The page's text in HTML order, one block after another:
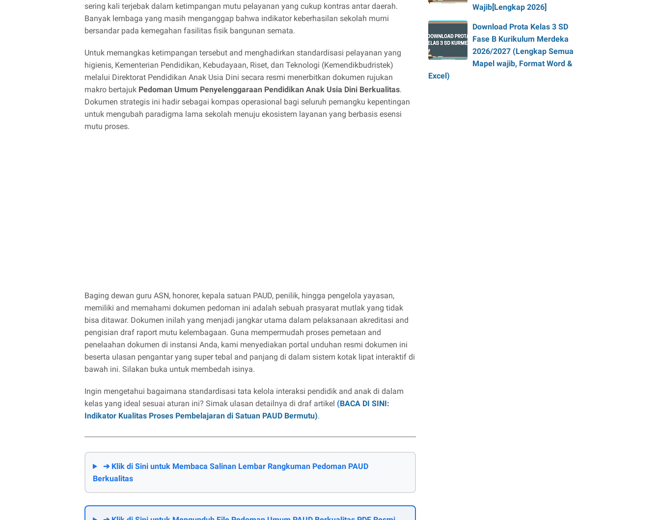
sering kali terjebak dalam ketimpangan mutu pelayanan yang cukup kontras antar daerah.
Banyak lembaga yang masih menganggap bahwa indikator keberhasilan sekolah murni
bersandar pada kemegahan fasilitas fisik bangunan semata.
Untuk memangkas ketimpangan tersebut and menghadirkan standardisasi pelayanan yang
higienis, Kementerian Pendidikan, Kebudayaan, Riset, dan Teknologi (Kemendikbudristek)
melalui Direktorat Pendidikan Anak Usia Dini secara resmi menerbitkan dokumen rujukan
makro bertajuk Pedoman Umum Penyelenggaraan Pendidikan Anak Usia Dini Berkualitas.
Dokumen strategis ini hadir sebagai kompas operasional bagi seluruh pemangku kepentingan
untuk mengubah paradigma lama sekolah menuju ekosistem layanan yang berbasis esensi
mutu proses.
Baging dewan guru ASN, honorer, kepala satuan PAUD, penilik, hingga pengelola yayasan,
memiliki and memahami dokumen pedoman ini adalah sebuah prasyarat mutlak yang tidak
bisa ditawar. Dokumen inilah yang menjadi jangkar utama dalam pelaksanaan akreditasi and
pengisian draf raport mutu kelembagaan. Guna mempermudah proses pemetaan and
penelaahan dokumen di instansi Anda, kami menyediakan portal unduhan resmi dokumen ini
beserta ulasan pengantar yang super tebal and panjang di dalam sistem kotak lipat interaktif di
bawah ini. Silakan buka untuk membedah isinya.
Ingin mengetahui bagaimana standardisasi tata kelola interaksi pendidik and anak di dalam
kelas yang ideal sesuai aturan ini? Simak ulasan detailnya di draf artikel (BACA DI SINI:
Indikator Kualitas Proses Pembelajaran di Satuan PAUD Bermutu).
➔ Klik di Sini untuk Membaca Salinan Lembar Rangkuman Pedoman PAUD
Berkualitas
Wajib[Lengkap 2026]
Download Prota Kelas 3 SD
Fase B Kurikulum Merdeka
2026/2027 (Lengkap Semua
Mapel wajib, Format Word &
Excel)